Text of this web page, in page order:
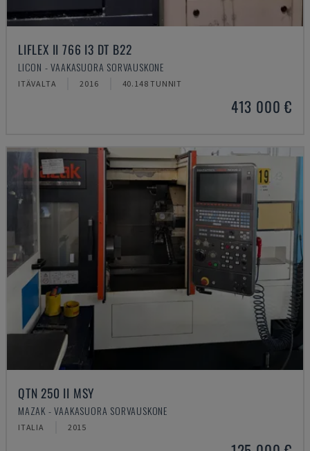
LIFLEX II 766 I3 DT B22
LICON - VAAKASUORA SORVAUSKONE
ITÄVALTA 2016 40.148 TUNNIT
413 000 €
QTN 250 II MSY
MAZAK - VAAKASUORA SORVAUSKONE
ITALIA 2015